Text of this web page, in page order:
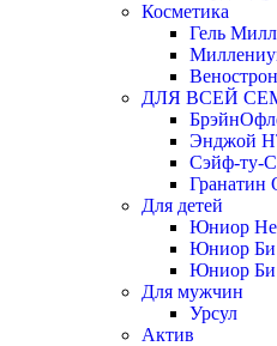
Косметика
Гель
ДЛЯ ВСЕЙ
Энджой
Сэйф-ту-
Гранатин
Для детей
Юниор
Юниор Би
Юниор Би
Для мужчин
Урсул
Актив